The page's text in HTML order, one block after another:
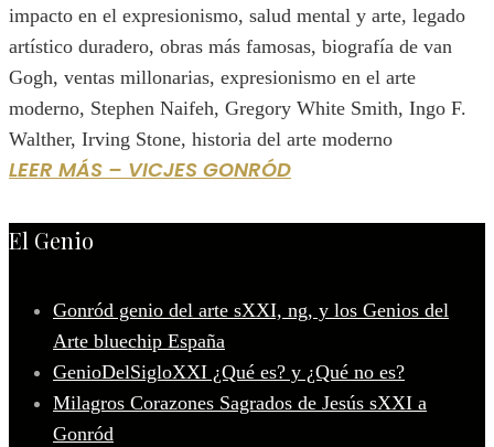
impacto en el expresionismo, salud mental y arte, legado
artístico duradero, obras más famosas, biografía de van
Gogh, ventas millonarias, expresionismo en el arte
moderno, Stephen Naifeh, Gregory White Smith, Ingo F.
Walther, Irving Stone, historia del arte moderno
LEER MÁS – VICJES GONRÓD
El Genio
Gonród genio del arte sXXI, ng, y los Genios del
Arte bluechip España
GenioDelSigloXXI ¿Qué es? y ¿Qué no es?
Milagros Corazones Sagrados de Jesús sXXI a
Gonród